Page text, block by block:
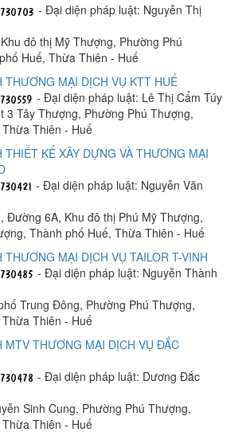
- Đại diện pháp luật: Nguyễn Thị
đô thị Mỹ Thượng, Phường Phú
Huế, Thừa Thiên - Huế
THƯƠNG MẠI DỊCH VỤ KTT HUẾ
- Đại diện pháp luật: Lê Thị Cẩm Túy
3 Tây Thượng, Phường Phú Thượng,
Thiên - Huế
THIẾT KẾ XÂY DỰNG VÀ THƯƠNG MẠI
- Đại diện pháp luật: Nguyễn Văn
Đường 6A, Khu đô thị Phú Mỹ Thượng,
Thành phố Huế, Thừa Thiên - Huế
MẠI DỊCH VỤ TAILOR T-VINH
- Đại diện pháp luật: Nguyễn Thành
Trung Đông, Phường Phú Thượng,
Thiên - Huế
MTV THƯƠNG MẠI DỊCH VỤ ĐẮC
- Đại diện pháp luật: Dương Đắc
Sinh Cung, Phường Phú Thượng,
Thiên - Huế